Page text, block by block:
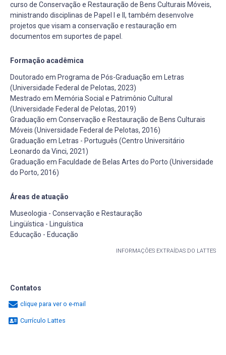
curso de Conservação e Restauração de Bens Culturais Móveis,
ministrando disciplinas de Papel I e II, também desenvolve
projetos que visam a conservação e restauração em
documentos em suportes de papel.
Formação acadêmica
Doutorado em Programa de Pós-Graduação em Letras
(Universidade Federal de Pelotas, 2023)
Mestrado em Memória Social e Patrimônio Cultural
(Universidade Federal de Pelotas, 2019)
Graduação em Conservação e Restauração de Bens Culturais
Móveis (Universidade Federal de Pelotas, 2016)
Graduação em Letras - Português (Centro Universitário
Leonardo da Vinci, 2021)
Graduação em Faculdade de Belas Artes do Porto (Universidade
do Porto, 2016)
Áreas de atuação
Museologia - Conservação e Restauração
Lingüística - Linguística
Educação - Educação
INFORMAÇÕES EXTRAÍDAS DO LATTES
Contatos
clique para ver o e-mail
Currículo Lattes